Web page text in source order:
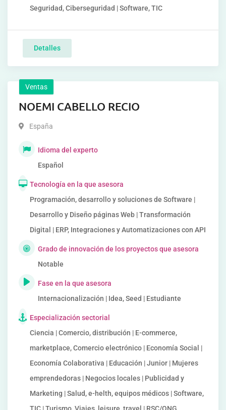
Seguridad, Ciberseguridad | Software, TIC
Detalles
Ventas
NOEMI CABELLO RECIO
España
Idioma del experto
Español
Tecnología en la que asesora
Programación, desarrollo y soluciones de Software |
Desarrollo y Diseño páginas Web | Transformación
Digital | ERP, Integraciones y Automatizaciones con API
Grado de innovación de los proyectos que asesora
Notable
Fase en la que asesora
Internacionalización | Idea, Seed | Estudiante
Especialización sectorial
Ciencia | Comercio, distribución | E-commerce,
marketplace, Comercio electrónico | Economía Social |
Economía Colaborativa | Educación | Junior | Mujeres
emprendedoras | Negocios locales | Publicidad y
Marketing | Salud, e-helth, equipos médicos | Software,